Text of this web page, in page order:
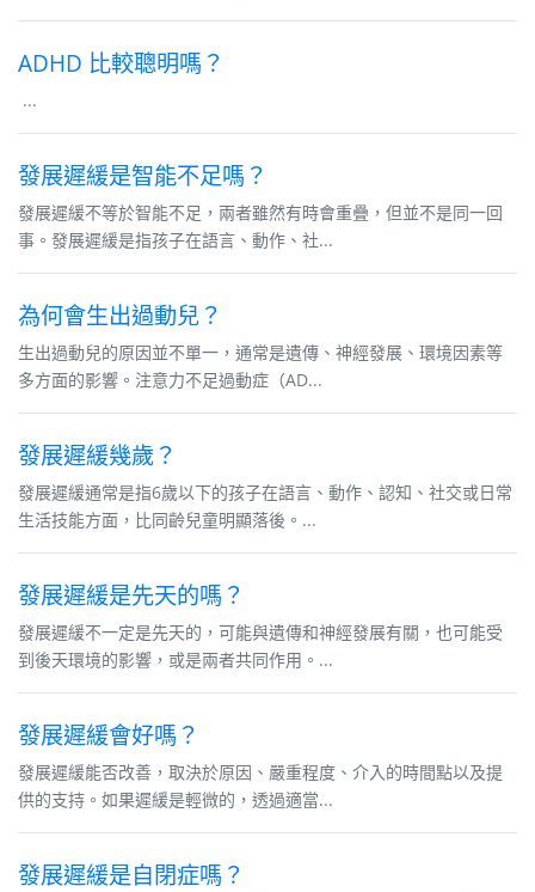
ADHD 比較聰明嗎？
...
發展遲緩是智能不足嗎？
發展遲緩不等於智能不足，兩者雖然有時會重疊，但並不是同一回
事。發展遲緩是指孩子在語言、動作、社...
為何會生出過動兒？
生出過動兒的原因並不單一，通常是遺傳、神經發展、環境因素等
多方面的影響。注意力不足過動症（AD...
發展遲緩幾歲？
發展遲緩通常是指6歲以下的孩子在語言、動作、認知、社交或日常
生活技能方面，比同齡兒童明顯落後。...
發展遲緩是先天的嗎？
發展遲緩不一定是先天的，可能與遺傳和神經發展有關，也可能受
到後天環境的影響，或是兩者共同作用。...
發展遲緩會好嗎？
發展遲緩能否改善，取決於原因、嚴重程度、介入的時間點以及提
供的支持。如果遲緩是輕微的，透過適當...
發展遲緩是自閉症嗎？